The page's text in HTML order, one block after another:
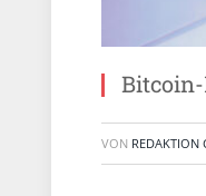
VON REDAKTION